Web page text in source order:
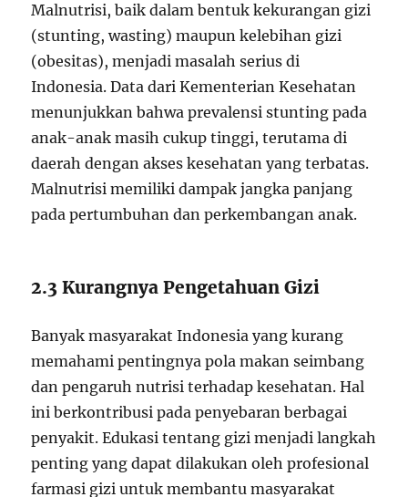
Malnutrisi, baik dalam bentuk kekurangan gizi
(stunting, wasting) maupun kelebihan gizi
(obesitas), menjadi masalah serius di
Indonesia. Data dari Kementerian Kesehatan
menunjukkan bahwa prevalensi stunting pada
anak-anak masih cukup tinggi, terutama di
daerah dengan akses kesehatan yang terbatas.
Malnutrisi memiliki dampak jangka panjang
pada pertumbuhan dan perkembangan anak.
2.3 Kurangnya Pengetahuan Gizi
Banyak masyarakat Indonesia yang kurang
memahami pentingnya pola makan seimbang
dan pengaruh nutrisi terhadap kesehatan. Hal
ini berkontribusi pada penyebaran berbagai
penyakit. Edukasi tentang gizi menjadi langkah
penting yang dapat dilakukan oleh profesional
farmasi gizi untuk membantu masyarakat